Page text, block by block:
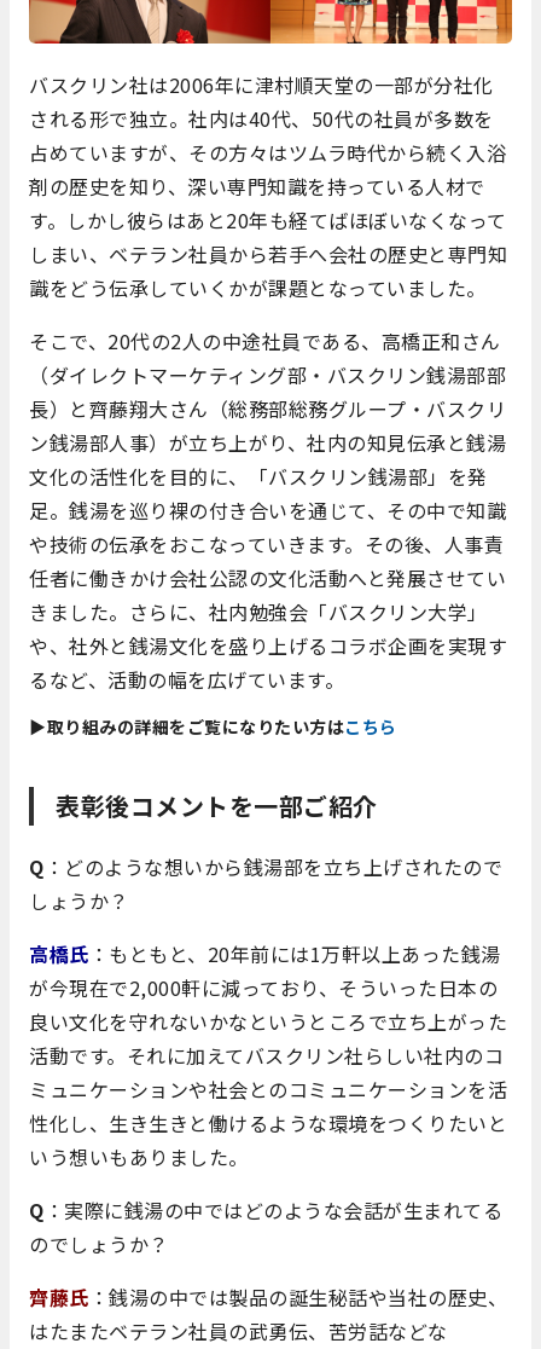
バスクリン社は2006年に津村順天堂の一部が分社化
される形で独立。社内は40代、50代の社員が多数を
占めていますが、その方々はツムラ時代から続く入浴
剤の歴史を知り、深い専門知識を持っている人材で
す。しかし彼らはあと20年も経てばほぼいなくなって
しまい、ベテラン社員から若手へ会社の歴史と専門知
識をどう伝承していくかが課題となっていました。
そこで、20代の2人の中途社員である、高橋正和さん
（ダイレクトマーケティング部・バスクリン銭湯部部
長）と齊藤翔大さん（総務部総務グループ・バスクリ
ン銭湯部人事）が立ち上がり、社内の知見伝承と銭湯
文化の活性化を目的に、「バスクリン銭湯部」を発
足。銭湯を巡り裸の付き合いを通じて、その中で知識
や技術の伝承をおこなっていきます。その後、人事責
任者に働きかけ会社公認の文化活動へと発展させてい
きました。さらに、社内勉強会「バスクリン大学」
や、社外と銭湯文化を盛り上げるコラボ企画を実現す
るなど、活動の幅を広げています。
▶取り組みの詳細をご覧になりたい方はこちら
表彰後コメントを一部ご紹介
Q ：どのような想いから銭湯部を立ち上げされたので
しょうか？
高橋氏 ：もともと、20年前には1万軒以上あった銭湯
が今現在で2,000軒に減っており、そういった日本の
良い文化を守れないかなというところで立ち上がった
活動です。それに加えてバスクリン社らしい社内のコ
ミュニケーションや社会とのコミュニケーションを活
性化し、生き生きと働けるような環境をつくりたいと
いう想いもありました。
Q ：実際に銭湯の中ではどのような会話が生まれてる
のでしょうか？
齊藤氏 ：銭湯の中では製品の誕生秘話や当社の歴史、
はたまたベテラン社員の武勇伝、苦労話などな